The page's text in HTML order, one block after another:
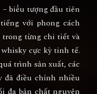
– biểu tượng đầu tiên
với phong cách
trong từng chi tiết và
cực kỳ tinh tế.
trình sản xuất, các
đã điều chỉnh nhiều
đa bản chất nguyên